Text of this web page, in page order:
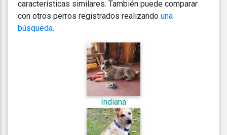
características similares. También puede comparar
con otros perros registrados realizando una
búsqueda.
Indiana